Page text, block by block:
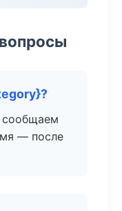
сообщаем
— после